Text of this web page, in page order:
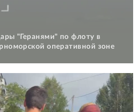
"Геранями" по флоту в
оперативной зоне